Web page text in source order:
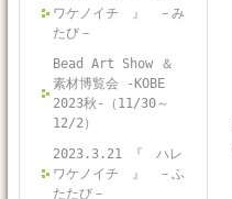
ワケノイチ 』 －み
たび－
Bead Art Show ＆
素材博覧会 -KOBE
2023秋-（11/30～
12/2）
2023.3.21 『 ハレ
ワケノイチ 』 －ふ
たたび－